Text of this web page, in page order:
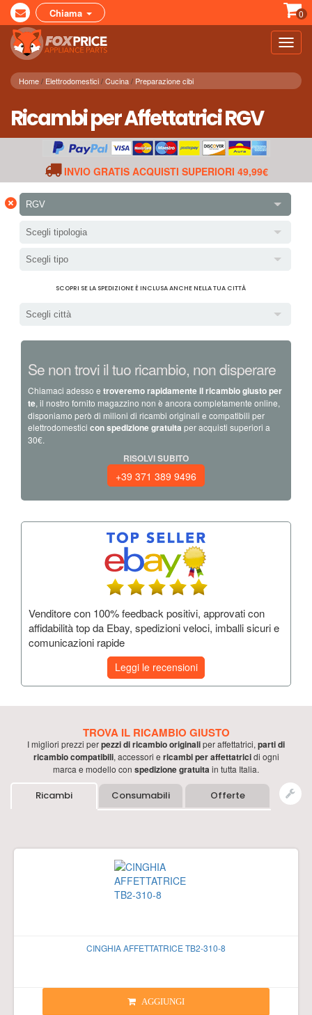
Chiama 0
Home Elettrodomestici Cucina Preparazione cibi
Ricambi per Affettatrici RGV
INVIO GRATIS ACQUISTI SUPERIORI 49,99€
× RGV
Scegli tipologia
Scegli tipo
SCOPRI SE LA SPEDIZIONE È INCLUSA ANCHE NELLA TUA CITTÀ
Scegli città
Se non trovi il tuo ricambio, non disperare
Chiamaci adesso e troveremo rapidamente il ricambio giusto per
te, il nostro fornito magazzino non è ancora completamente online,
disponiamo però di milioni di ricambi originali e compatibili per
elettrodomestici con spedizione gratuita per acquisti superiori a
30€.
RISOLVI SUBITO
+39 371 389 9496
Venditore con 100% feedback positivi, approvati con
affidabilità top da Ebay, spedizioni veloci, imballi sicuri e
comunicazioni rapide
Leggi le recensioni
TROVA IL RICAMBIO GIUSTO
I migliori prezzi perpezzi di ricambio originaliperaffettatrici, parti di
ricambio compatibili, accessori e ricambi peraffettatricidi ogni
marca e modello con spedizione gratuitain tutta Italia.
Ricambi Consumabili Offerte
CINGHIA AFFETTATRICE TB2-310-8
AGGIUNGI